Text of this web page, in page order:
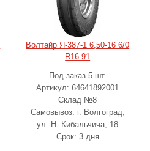
Волтайр Я-387-1 6,50-16 6/0
R16 91
Под заказ 5 шт.
Артикул: 64641892001
Склад №8
Самовывоз: г. Волгоград,
ул. Н. Кибальчича, 18
Срок: 3 дня